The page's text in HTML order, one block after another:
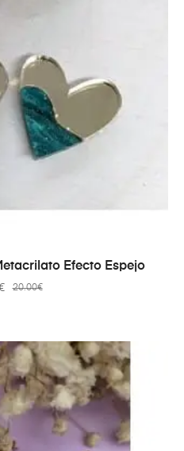
CARRITO Efecto Espejo
20.00€